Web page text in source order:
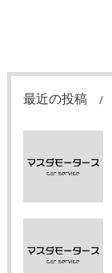
最近の投稿